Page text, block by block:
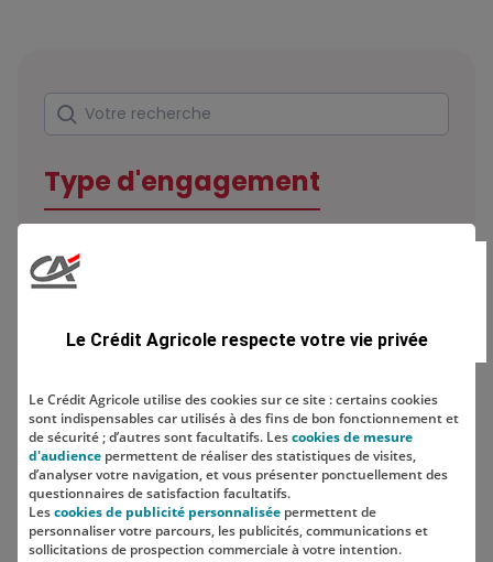
Rechercher
Votre recherche
Type d'engagement
Localisation
Le Crédit Agricole respecte votre vie privée
Le Crédit Agricole utilise des cookies sur ce site : certains cookies
sont indispensables car utilisés à des fins de bon fonctionnement et
de sécurité ; d’autres sont facultatifs. Lescookies de mesure
d'audience permettent de réaliser des statistiques de visites,
d’analyser votre navigation, et vous présenter ponctuellement des
questionnaires de satisfaction facultatifs.
Lescookies de publicité personnalisée permettent de
personnaliser votre parcours, les publicités, communications et
sollicitations de prospection commerciale à votre intention.